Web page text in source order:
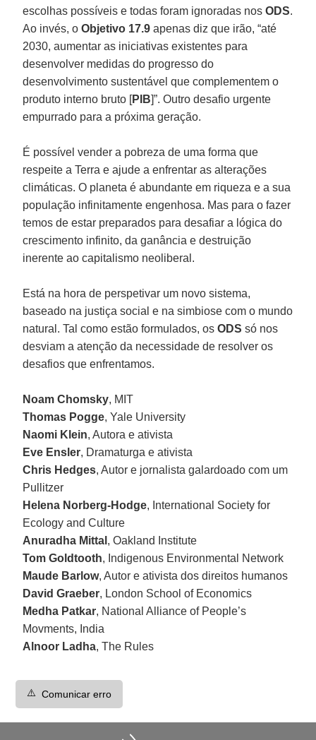
escolhas possíveis e todas foram ignoradas nosODS.
Ao invés, oObjetivo 17.9 apenas diz que irão, “até
2030, aumentar as iniciativas existentes para
desenvolver medidas do progresso do
desenvolvimento sustentável que complementem o
produto interno bruto [PIB]”. Outro desafio urgente
empurrado para a próxima geração.
É possível vender a pobreza de uma forma que
respeite a Terra e ajude a enfrentar as alterações
climáticas. O planeta é abundante em riqueza e a sua
população infinitamente engenhosa. Mas para o fazer
temos de estar preparados para desafiar a lógica do
crescimento infinito, da ganância e destruição
inerente ao capitalismo neoliberal.
Está na hora de perspetivar um novo sistema,
baseado na justiça social e na simbiose com o mundo
natural. Tal como estão formulados, osODS só nos
desviam a atenção da necessidade de resolver os
desafios que enfrentamos.
Noam Chomsky, MIT
Thomas Pogge, Yale University
Naomi Klein, Autora e ativista
Eve Ensler, Dramaturga e ativista
Chris Hedges, Autor e jornalista galardoado com um
Pullitzer
Helena Norberg-Hodge, International Society for
Ecology and Culture
Anuradha Mittal , Oakland Institute
Tom Goldtooth, Indigenous Environmental Network
Maude Barlow, Autor e ativista dos direitos humanos
David Graeber, London School of Economics
Medha Patkar, National Alliance of People’s
Movments, India
Alnoor Ladha, The Rules
⚠️ Comunicar erro